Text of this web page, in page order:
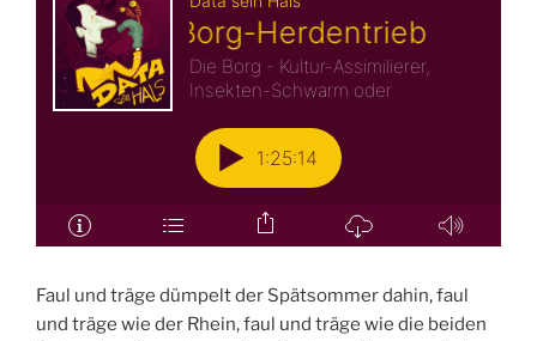
Faul und träge dümpelt der Spätsommer dahin, faul
und träge wie der Rhein, faul und träge wie die beiden